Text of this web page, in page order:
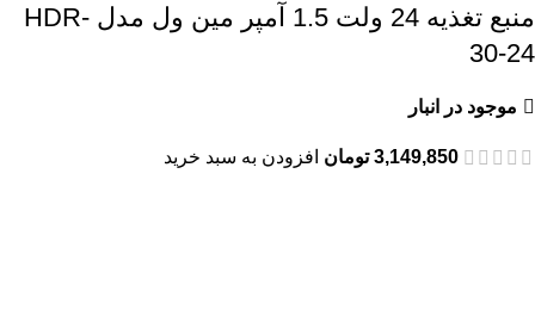
منبع تغذیه 24 ولت 1.5 آمپر مین ول مدل HDR-
30-24
موجود در انبار
3,149,850 تومان افزودن به سبد خرید